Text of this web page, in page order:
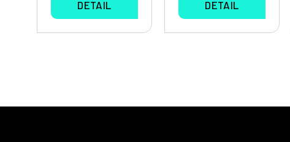
DETAIL DETAIL